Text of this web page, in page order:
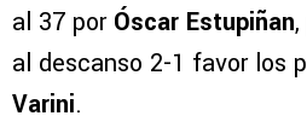
al 37 por Óscar Estupiñan
al descanso 2-1 favor los
Varini.